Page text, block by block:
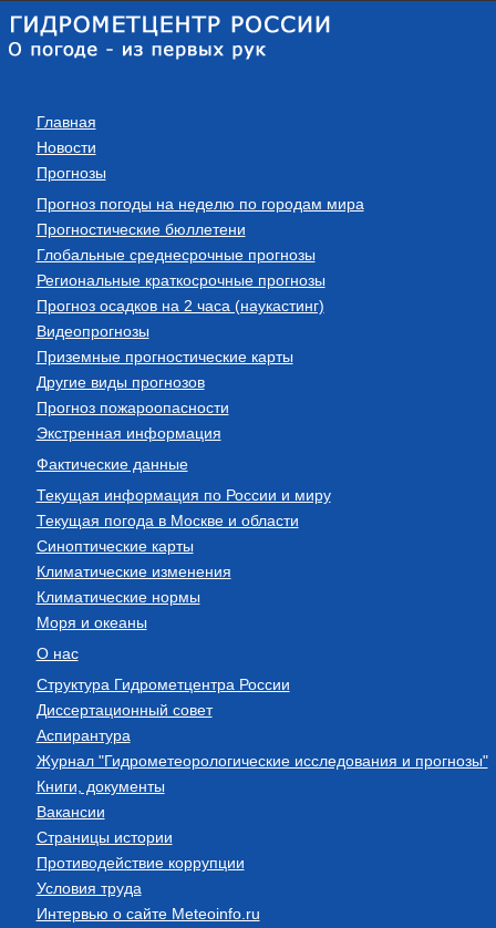
Главная
Новости
Прогнозы
Прогноз погоды на неделю по городам мира
Прогностические бюллетени
Глобальные среднесрочные прогнозы
Региональные краткосрочные прогнозы
Прогноз осадков на 2 часа (наукастинг)
Видеопрогнозы
Приземные прогностические карты
Другие виды прогнозов
Прогноз пожароопасности
Экстренная информация
Фактические данные
Текущая информация по России и миру
Текущая погода в Москве и области
Синоптические карты
Климатические изменения
Климатические нормы
Моря и океаны
О нас
Структура Гидрометцентра России
Диссертационный совет
Аспирантура
Журнал "Гидрометеорологические исследования и прогнозы"
Книги, документы
Вакансии
Страницы истории
Противодействие коррупции
Условия труда
Интервью о сайте Meteoinfo.ru